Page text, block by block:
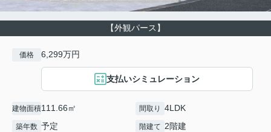
【外観パース】
価格 6,299万円
支払いシミュレーション
建物面積111.66㎡ 間取り 4LDK
築年数 予定 階建て 2階建